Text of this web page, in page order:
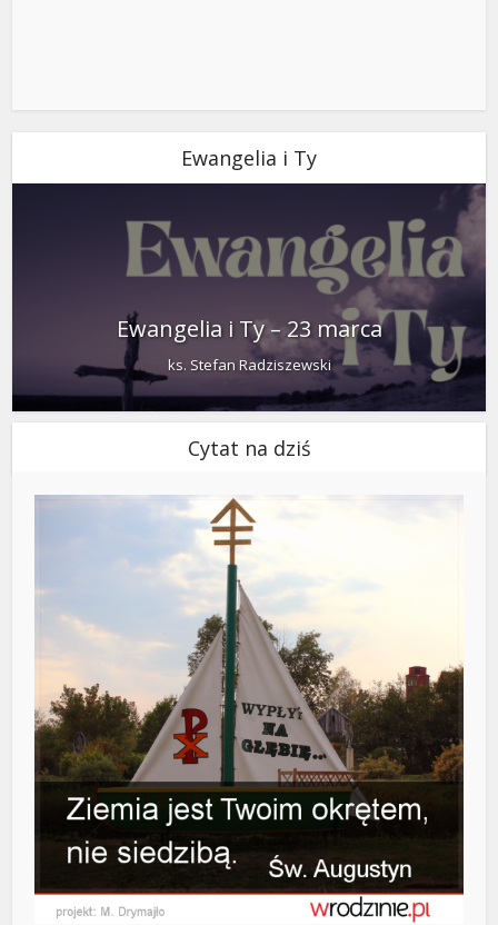
Ewangelia i Ty
Ewangelia i Ty – 23 marca
ks. Stefan Radziszewski
Cytat na dziś